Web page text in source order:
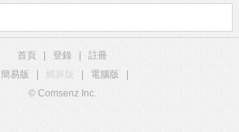
首頁 登錄
註冊
簡易版
觸屏版 電腦版
© Comsenz Inc.